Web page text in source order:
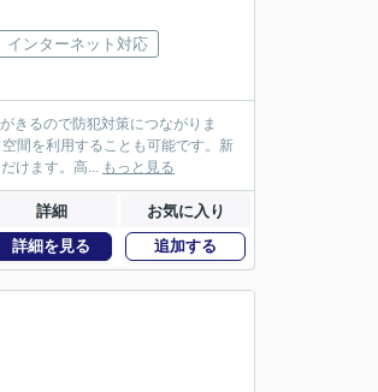
インターネット対応
きるので防犯対策につながりま
間を利用することも可能です。新
けます。高... もっと見る
詳細 お気に入り
詳細を見る 追加する